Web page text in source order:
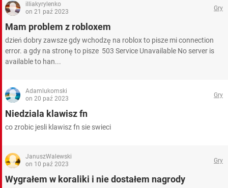
illiakyrylenko
on 21 paź 2023
Gry
Mam problem z robloxem
dzień dobry zawsze gdy wchodzę na roblox to pisze mi connection
error. a gdy na stronę to pisze 503 Service Unavailable No server is
available to han...
Adamlukomski
on 20 paź 2023
Gry
Niedziala klawisz fn
co zrobic jesli klawisz fn sie swieci
JanuszWalewski
on 10 paź 2023
Gry
Wygrałem w koraliki i nie dostałem nagrody